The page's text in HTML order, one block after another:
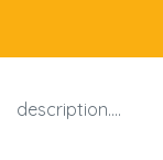
description….